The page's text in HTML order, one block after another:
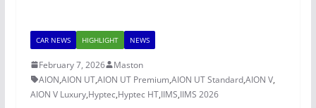
CAR NEWS HIGHLIGHT NEWS
February 7, 2026
Maston
AION,AION UT,AION UT Premium,AION UT Standard,AION V,
AION V Luxury,Hyptec,Hyptec HT,IIMS,IIMS 2026